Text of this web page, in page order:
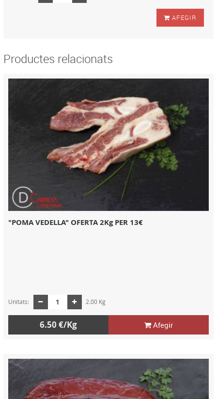
AFEGIR
Productes relacionats
"POMA VEDELLA" OFERTA 2Kg PER 13€
Unitats: 2.00 Kg
6.50 €/Kg Afegir